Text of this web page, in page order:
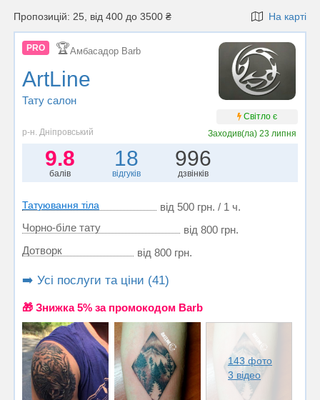
Пропозицій: 25, від 400 до 3500 ₴ На карті
PRO 🏆Амбасадор Barb
ArtLine
Тату салон
Світло є
р-н. Дніпровський
Заходив(ла) 23 липня
9.8
балів
18
відгуків
996
дзвінків
Татуювання тіла
від 500 грн. / 1 ч.
Чорно-біле тату
від 800 грн.
Дотворк
від 800 грн.
➡️ Усі послуги та ціни (41)
🎁 Знижка 5% за промокодом Barb
143 фото
3 відео